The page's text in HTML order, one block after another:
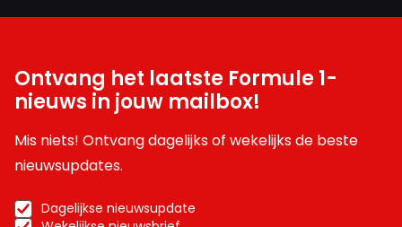
MonsterEnergie
23 oktober 2025 11:50
niet op andere topics reageren.
Ontvang het laatste Formule 1-
nieuws in jouw mailbox!
Mis niets! Ontvang dagelijks of wekelijks de beste
nieuwsupdates.
Dagelijkse nieuwsupdate